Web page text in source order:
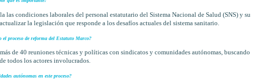
las condiciones laborales del personal estatutario del Sistema Nacional de Salud (SNS) y su
la legislación que responde a los desafíos actuales del sistema sanitario.
el proceso de reforma del Estatuto Marco?
de 40 reuniones técnicas y políticas con sindicatos y comunidades autónomas, buscando
todos los actores involucrados.
autónomas en este proceso?